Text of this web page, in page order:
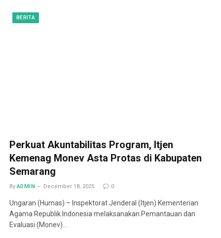
BERITA
Perkuat Akuntabilitas Program, Itjen
Kemenag Monev Asta Protas di Kabupaten
Semarang
By ADMIN December 18, 2025 0
Ungaran (Humas) – Inspektorat Jenderal (Itjen) Kementerian
Agama Republik Indonesia melaksanakan Pemantauan dan
Evaluasi (Monev)…